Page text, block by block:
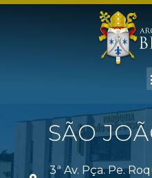
SÃO
3ª Av. Pça. Pe.